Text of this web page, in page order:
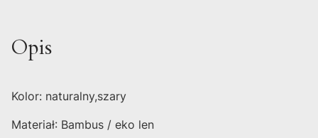
Opis
Kolor: naturalny,szary
Materiał: Bambus / eko len